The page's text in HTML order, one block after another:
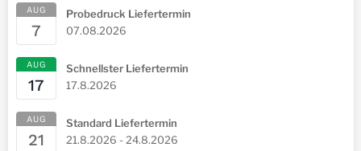
AUG
7
Probedruck Liefertermin
07.08.2026
AUG
17
Schnellster Liefertermin
17.8.2026
AUG
21
Standard Liefertermin
21.8.2026 - 24.8.2026